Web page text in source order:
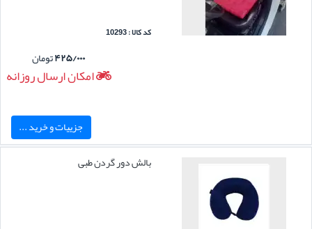
کد کالا : 10293
۴۲۵/۰۰۰تومان
امکان ارسال روزانه
جزییات و خرید ...
بالش دور گردن طبی